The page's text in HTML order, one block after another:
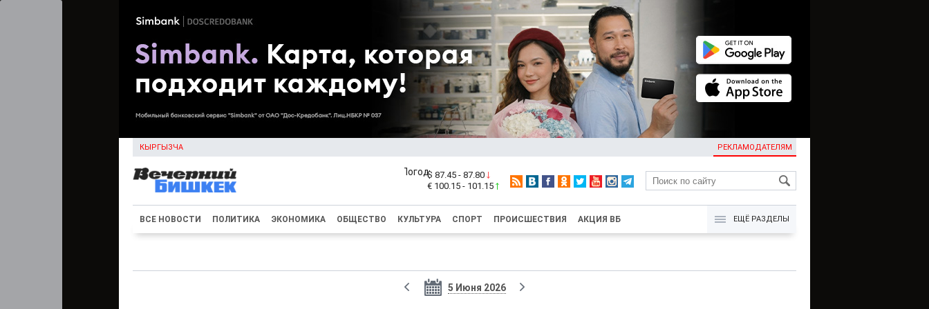
КЫРГЫЗЧА РЕКЛАМОДАТЕЛЯМ
KG
$ 87.45 - 87.80
€ 100.15 - 101.15
ВСЕ НОВОСТИ ПОЛИТИКА ЭКОНОМИКА ОБЩЕСТВО КУЛЬТУРА СПОРТ ПРОИСШЕСТВИЯ АКЦИЯ ВБ ЕЩЁ РАЗДЕЛЫ
5 Июня 2026